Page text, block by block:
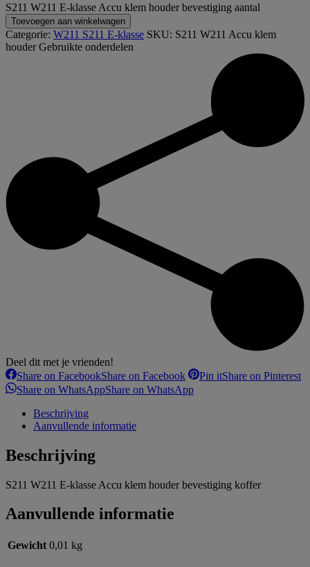
S211 W211 E-klasse Accu klem houder bevestiging aantal
Toevoegen aan winkelwagen
Categorie: W211 S211 E-klasse SKU: S211 W211 Accu klem
houderGebruikte onderdelen
Deel dit met je vrienden!
Share on FacebookShare on Facebook Pin itShare on Pinterest
Share on WhatsAppShare on WhatsApp
Beschrijving
Aanvullende informatie
Beschrijving
S211 W211 E-klasse Accu klem houder bevestiging koffer
Aanvullende informatie
Gewicht 0,01 kg